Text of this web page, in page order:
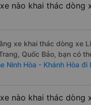
nào khai thác
xe khai thác dòng xe
Quốc Bảo, bạn có
Ninh Hòa - Khánh Hòa đi
nào khai thác